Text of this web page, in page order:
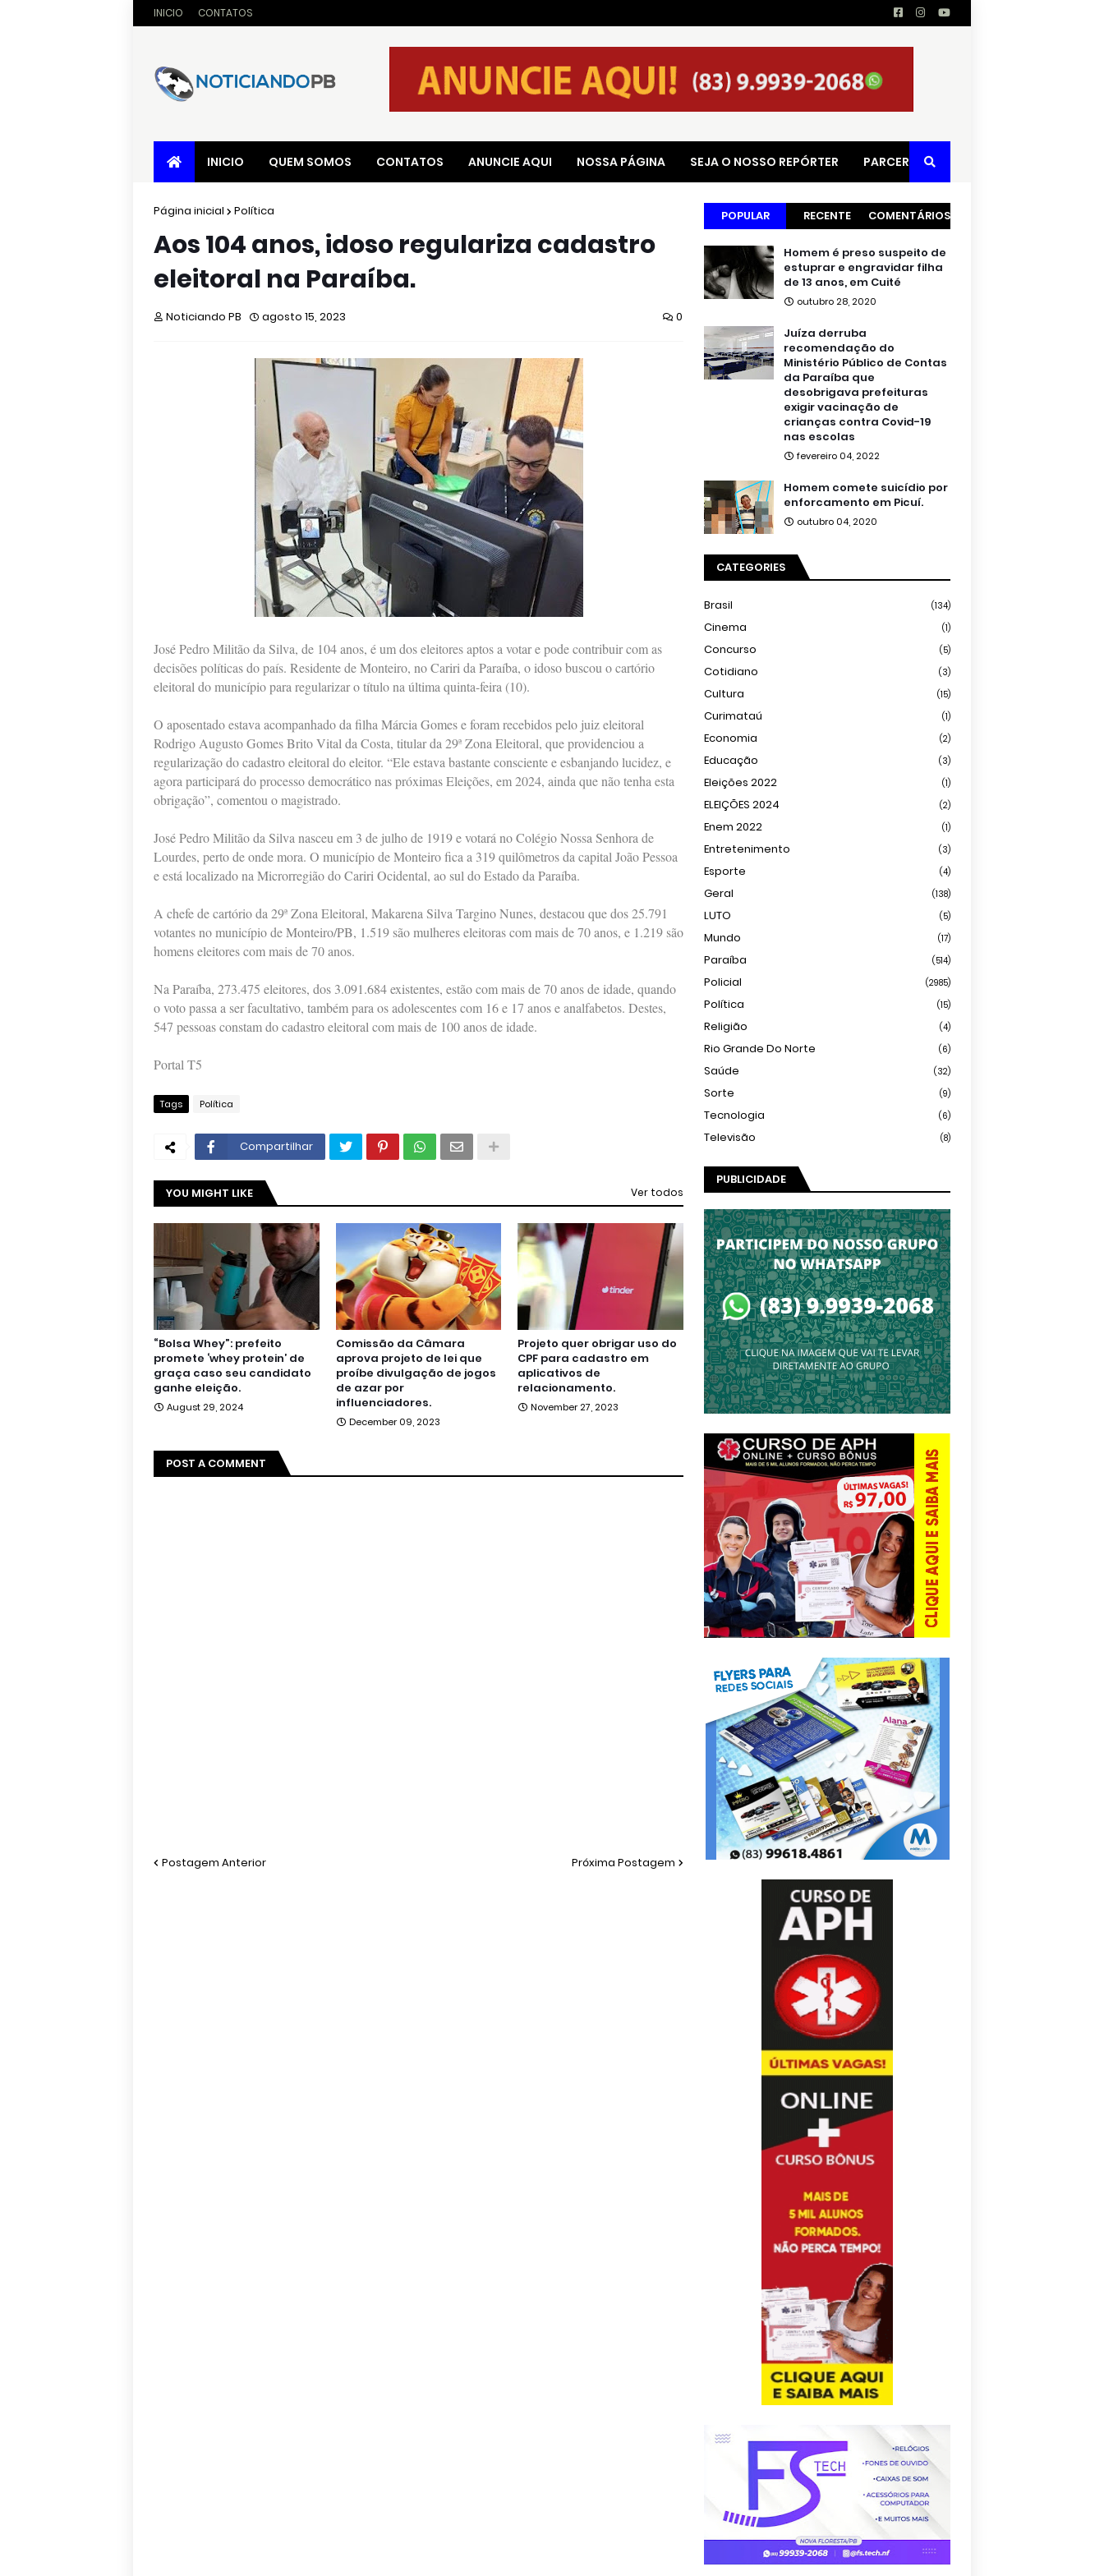
INICIO CONTATOS
INICIO QUEM SOMOS CONTATOS ANUNCIE AQUI NOSSA PÁGINA SEJA O NOSSO REPÓRTER PARCERIAS
Página inicial Política
Aos 104 anos, idoso regulariza cadastro
eleitoral na Paraíba.
Noticiando PB agosto 15, 2023 0
José Pedro Militão da Silva, de 104 anos, é um dos eleitores aptos a votar e pode contribuir com as
decisões políticas do país. Residente de Monteiro, no Cariri da Paraíba, o idoso buscou o cartório
eleitoral do município para regularizar o título na última quinta-feira (10).
O aposentado estava acompanhado da filha Márcia Gomes e foram recebidos pelo juiz eleitoral
Rodrigo Augusto Gomes Brito Vital da Costa, titular da 29ª Zona Eleitoral, que providenciou a
regularização do cadastro eleitoral do eleitor. “Ele estava bastante consciente e esbanjando lucidez, e
agora participará do processo democrático nas próximas Eleições, em 2024, ainda que não tenha esta
obrigação”, comentou o magistrado.
José Pedro Militão da Silva nasceu em 3 de julho de 1919 e votará no Colégio Nossa Senhora de
Lourdes, perto de onde mora. O município de Monteiro fica a 319 quilômetros da capital João Pessoa
e está localizado na Microrregião do Cariri Ocidental, ao sul do Estado da Paraíba.
A chefe de cartório da 29ª Zona Eleitoral, Makarena Silva Targino Nunes, destacou que dos 25.791
votantes no município de Monteiro/PB, 1.519 são mulheres eleitoras com mais de 70 anos, e 1.219 são
homens eleitores com mais de 70 anos.
Na Paraíba, 273.475 eleitores, dos 3.091.684 existentes, estão com mais de 70 anos de idade, quando
o voto passa a ser facultativo, também para os adolescentes com 16 e 17 anos e analfabetos. Destes,
547 pessoas constam do cadastro eleitoral com mais de 100 anos de idade.
Portal T5
Tags Política
Compartilhar
YOU MIGHT LIKE Ver todos
“Bolsa Whey”: prefeito
promete ‘whey protein’ de
graça caso seu candidato
ganhe eleição.
August 29, 2024
Comissão da Câmara
aprova projeto de lei que
proíbe divulgação de jogos
de azar por
influenciadores.
December 09, 2023
Projeto quer obrigar uso do
CPF para cadastro em
aplicativos de
relacionamento.
November 27, 2023
POST A COMMENT
Postagem Anterior Próxima Postagem
POPULAR RECENTE COMENTÁRIOS
Homem é preso suspeito de
estuprar e engravidar filha
de 13 anos, em Cuité
outubro 28, 2020
Juíza derruba
recomendação do
Ministério Público de Contas
da Paraíba que
desobrigava prefeituras
exigir vacinação de
crianças contra Covid-19
nas escolas
fevereiro 04, 2022
Homem comete suicídio por
enforcamento em Picuí.
outubro 04, 2020
CATEGORIES
Brasil (134)
Cinema (1)
Concurso (5)
Cotidiano (3)
Cultura (15)
Curimataú (1)
Economia (2)
Educação (3)
Eleições 2022 (1)
ELEIÇÕES 2024 (2)
Enem 2022 (1)
Entretenimento (3)
Esporte (4)
Geral (138)
LUTO (5)
Mundo (17)
Paraíba (514)
Policial (2985)
Política (15)
Religião (4)
Rio Grande Do Norte (6)
Saúde (32)
Sorte (9)
Tecnologia (6)
Televisão (8)
PUBLICIDADE